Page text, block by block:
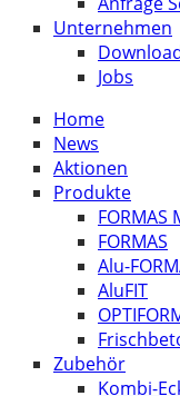
Unternehmen
Jobs
Home
News
Aktionen
Produkte
FORMAS
FORMAS
Alu-
AluFIT
Zubehör
Kombi-